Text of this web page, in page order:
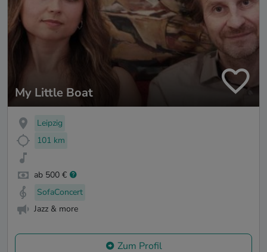
My Little Boat
Leipzig
101 km
ab 500 €
SofaConcert
Jazz & more
Zum Profil